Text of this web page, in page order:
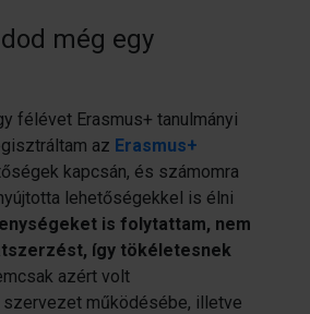
még egy
félévet Erasmus+ tanulmányi
az Erasmus+
kapcsán, és számomra
lehetőségekkel is élni
is folytattam, nem
így tökéletesnek
azért volt
szervezet működésébe, illetve